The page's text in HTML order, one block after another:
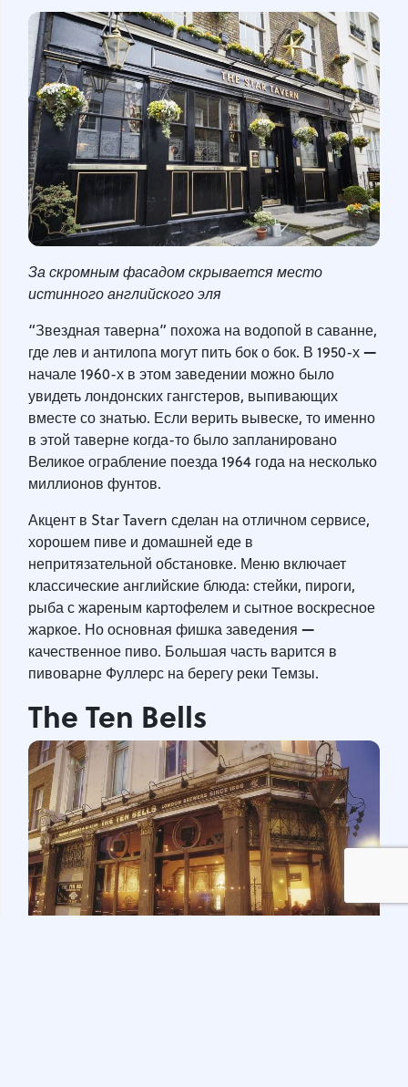
За скромным фасадом скрывается место
истинного английского эля
“Звездная таверна” похожа на водопой в саванне,
где лев и антилопа могут пить бок о бок. В 1950-х—
начале 1960-х в этом заведении можно было
увидеть лондонских гангстеров, выпивающих
вместе со знатью. Если верить вывеске, то именно
в этой таверне когда-то было запланировано
Великое ограбление поезда 1964 года на несколько
миллионов фунтов.
Акцент в Star Tavern сделан на отличном сервисе,
хорошем пиве и домашней еде в
непритязательной обстановке. Меню включает
классические английские блюда: стейки, пироги,
рыба с жареным картофелем и сытное воскресное
жаркое. Но основная фишка заведения —
качественное пиво. Большая часть варится в
пивоварне Фуллерс на берегу реки Темзы.
The Ten Bells